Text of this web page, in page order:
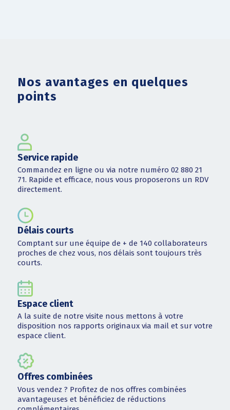
Nos avantages en quelques
points
Service rapide
Commandez en ligne ou via notre numéro 02 880 21
71. Rapide et efficace, nous vous proposerons un RDV
directement.
Délais courts
Comptant sur une équipe de + de 140 collaborateurs
proches de chez vous, nos délais sont toujours très
courts.
Espace client
A la suite de notre visite nous mettons à votre
disposition nos rapports originaux via mail et sur votre
espace client.
Offres combinées
Vous vendez ? Profitez de nos offres combinées
avantageuses et bénéficiez de réductions